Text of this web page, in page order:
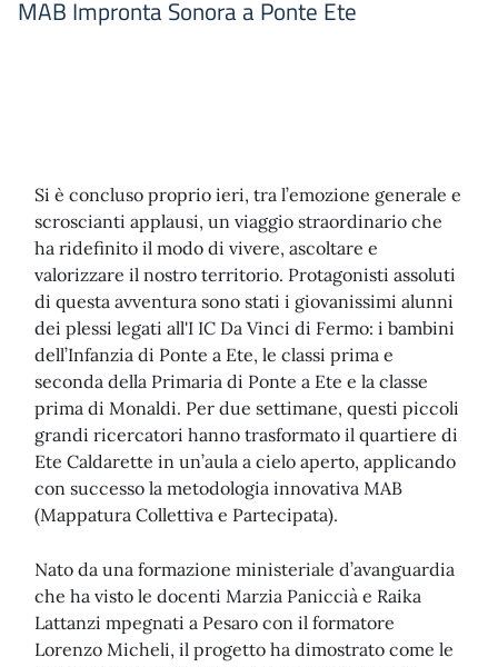
MAB Impronta Sonora a Ponte Ete
Si è concluso proprio ieri, tra l’emozione generale e
scroscianti applausi, un viaggio straordinario che
ha ridefinito il modo di vivere, ascoltare e
valorizzare il nostro territorio. Protagonisti assoluti
di questa avventura sono stati i giovanissimi alunni
dei plessi legati all'I IC Da Vinci di Fermo: i bambini
dell’Infanzia di Ponte a Ete, le classi prima e
seconda della Primaria di Ponte a Ete e la classe
prima di Monaldi. Per due settimane, questi piccoli
grandi ricercatori hanno trasformato il quartiere di
Ete Caldarette in un’aula a cielo aperto, applicando
con successo la metodologia innovativa MAB
(Mappatura Collettiva e Partecipata).
Nato da una formazione ministeriale d’avanguardia
che ha visto le docenti Marzia Paniccià e Raika
Lattanzi mpegnati a Pesaro con il formatore
Lorenzo Micheli, il progetto ha dimostrato come le